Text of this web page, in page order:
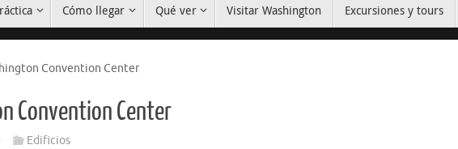
Cómo llegar Qué ver Visitar Washington Excursiones y tours
Convention Center
Convention Center
Edificios